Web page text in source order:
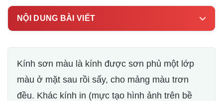
NỘI DUNG BÀI VIẾT
Kính sơn màu là kính được sơn phủ một lớp
màu ở mặt sau rồi sấy, cho mảng màu trơn
đều. Khác kính in (mực tạo hình ảnh trên bề